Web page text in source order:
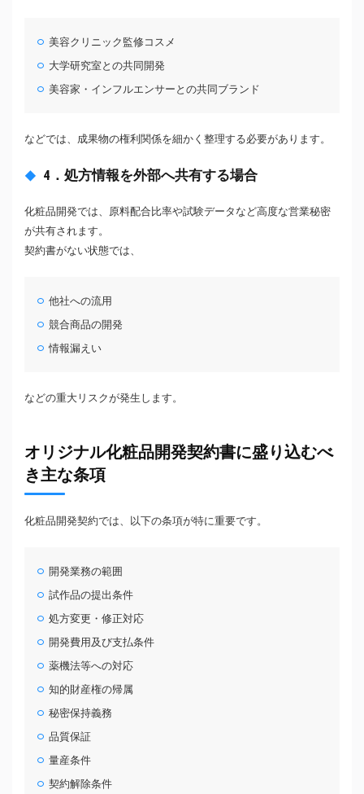
美容クリニック監修コスメ
大学研究室との共同開発
美容家・インフルエンサーとの共同ブランド
などでは、成果物の権利関係を細かく整理する必要があります。
4．処方情報を外部へ共有する場合
化粧品開発では、原料配合比率や試験データなど高度な営業秘密
が共有されます。
契約書がない状態では、
他社への流用
競合商品の開発
情報漏えい
などの重大リスクが発生します。
オリジナル化粧品開発契約書に盛り込むべ
き主な条項
化粧品開発契約では、以下の条項が特に重要です。
開発業務の範囲
試作品の提出条件
処方変更・修正対応
開発費用及び支払条件
薬機法等への対応
知的財産権の帰属
秘密保持義務
品質保証
量産条件
契約解除条件